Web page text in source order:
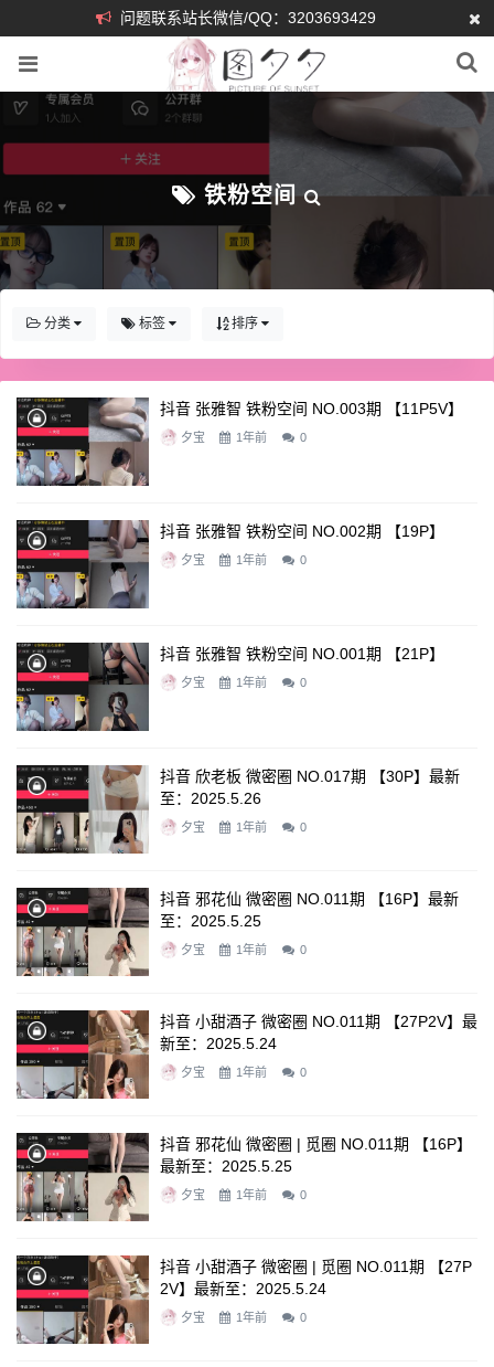
问题联系站长微信/QQ：3203693429
铁粉空间
分类 标签 排序
抖音 张雅智 铁粉空间 NO.003期 【11P5V】
夕宝 1年前 0
抖音 张雅智 铁粉空间 NO.002期 【19P】
夕宝 1年前 0
抖音 张雅智 铁粉空间 NO.001期 【21P】
夕宝 1年前 0
抖音 欣老板 微密圈 NO.017期 【30P】最新
至：2025.5.26
夕宝 1年前 0
抖音 邪花仙 微密圈 NO.011期 【16P】最新
至：2025.5.25
夕宝 1年前 0
抖音 小甜酒子 微密圈 NO.011期 【27P2V】最
新至：2025.5.24
夕宝 1年前 0
抖音 邪花仙 微密圈 | 觅圈 NO.011期 【16P】
最新至：2025.5.25
夕宝 1年前 0
抖音 小甜酒子 微密圈 | 觅圈 NO.011期 【27P
2V】最新至：2025.5.24
夕宝 1年前 0